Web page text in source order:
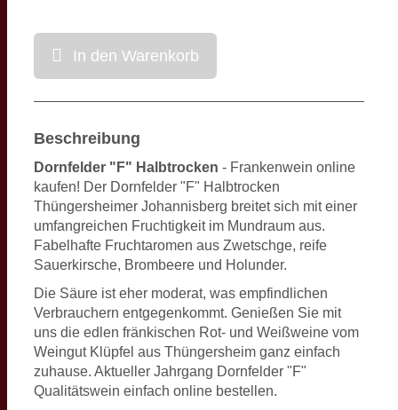
In den Warenkorb
Beschreibung
Dornfelder "F" Halbtrocken - Frankenwein online
kaufen! Der Dornfelder "F" Halbtrocken
Thüngersheimer Johannisberg breitet sich mit einer
umfangreichen Fruchtigkeit im Mundraum aus.
Fabelhafte Fruchtaromen aus Zwetschge, reife
Sauerkirsche, Brombeere und Holunder.
Die Säure ist eher moderat, was empfindlichen
Verbrauchern entgegenkommt. Genießen Sie mit
uns die edlen fränkischen Rot- und Weißweine vom
Weingut Klüpfel aus Thüngersheim ganz einfach
zuhause. Aktueller Jahrgang Dornfelder "F"
Qualitätswein einfach online bestellen.